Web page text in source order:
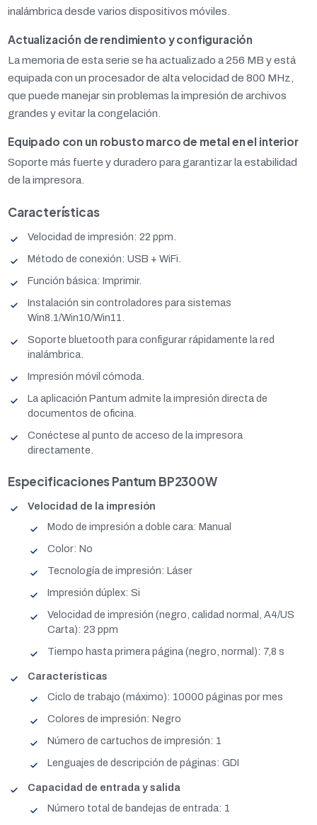
inalámbrica desde varios dispositivos móviles.
Actualización de rendimiento y configuración
La memoria de esta serie se ha actualizado a 256 MB y está
equipada con un procesador de alta velocidad de 800 MHz,
que puede manejar sin problemas la impresión de archivos
grandes y evitar la congelación.
Equipado con un robusto marco de metal en el interior
Soporte más fuerte y duradero para garantizar la estabilidad
de la impresora.
Características
Velocidad de impresión: 22 ppm.
Método de conexión: USB + WiFi.
Función básica: Imprimir.
Instalación sin controladores para sistemas
Win8.1/Win10/Win11.
Soporte bluetooth para configurar rápidamente la red
inalámbrica.
Impresión móvil cómoda.
La aplicación Pantum admite la impresión directa de
documentos de oficina.
Conéctese al punto de acceso de la impresora
directamente.
Especificaciones Pantum BP2300W
Velocidad de la impresión
Modo de impresión a doble cara: Manual
Color: No
Tecnología de impresión: Láser
Impresión dúplex: Si
Velocidad de impresión (negro, calidad normal, A4/US
Carta): 23 ppm
Tiempo hasta primera página (negro, normal): 7,8 s
Características
Ciclo de trabajo (máximo): 10000 páginas por mes
Colores de impresión: Negro
Número de cartuchos de impresión: 1
Lenguajes de descripción de páginas: GDI
Capacidad de entrada y salida
Número total de bandejas de entrada: 1